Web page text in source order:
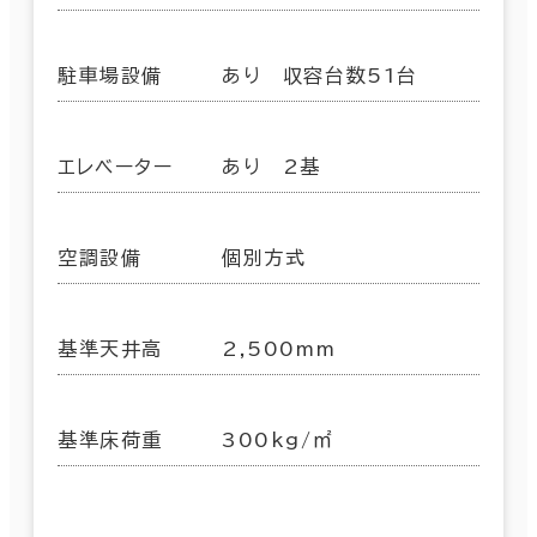
駐車場設備 あり 収容台数51台
エレベーター あり 2基
空調設備 個別方式
基準天井高 2,500mm
基準床荷重 300kg/㎡